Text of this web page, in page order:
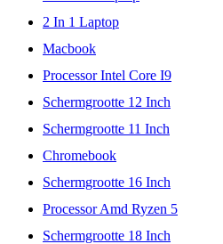
2 In 1 Laptop
Macbook
Processor Intel Core I9
Schermgrootte 12 Inch
Schermgrootte 11 Inch
Chromebook
Schermgrootte 16 Inch
Processor Amd Ryzen 5
Schermgrootte 18 Inch